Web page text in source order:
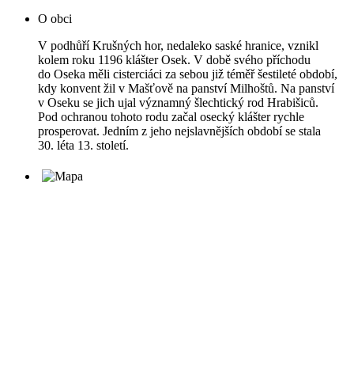
O obci
V podhůří Krušných hor, nedaleko saské hranice, vznikl
kolem roku 1196 klášter Osek. V době svého příchodu
do Oseka měli cisterciáci za sebou již téměř šestileté období,
kdy konvent žil v Mašťově na panství Milhoštů. Na panství
v Oseku se jich ujal významný šlechtický rod Hrabišiců.
Pod ochranou tohoto rodu začal osecký klášter rychle
prosperovat. Jedním z jeho nejslavnějších období se stala
30. léta 13. století.